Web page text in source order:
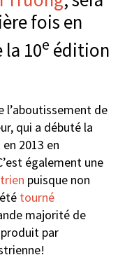
fois en
10e édition
l’aboutissement de
qui a débuté la
2013 en
également une
puisque non
tourné
majorité de
par